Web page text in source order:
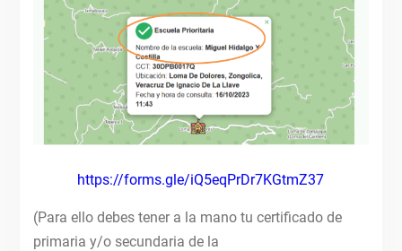
https://forms.gle/iQ5eqPrDr7KGtmZ37
(Para ello debes tener a la mano tu certificado de
primaria y/o secundaria de la